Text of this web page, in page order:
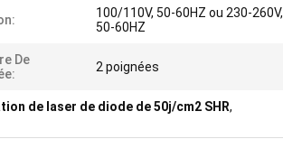
100/110V, 50-60HZ ou 230-260V,
50-60HZ
De
2 poignées
de laser de diode de 50j/cm2 SHR,